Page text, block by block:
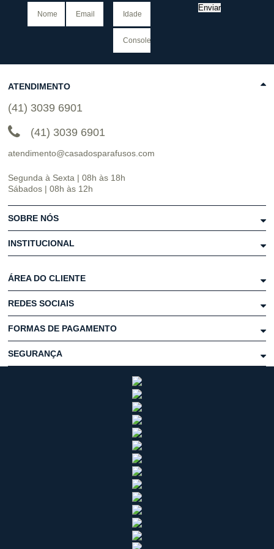
Enviar
ATENDIMENTO
(41) 3039 6901
(41) 3039 6901
atendimento@casadosparafusos.com
Segunda à Sexta | 08h às 18h
Sábados | 08h às 12h
SOBRE NÓS
INSTITUCIONAL
ÁREA DO CLIENTE
REDES SOCIAIS
FORMAS DE PAGAMENTO
SEGURANÇA